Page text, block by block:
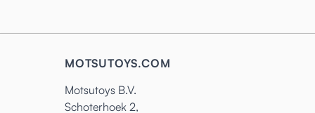
MOTSUTOYS.COM
Motsutoys B.V.
Schoterhoek 2,